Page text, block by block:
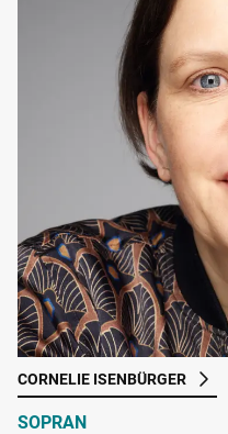
CORNELIE ISENBÜRGER
SOPRAN